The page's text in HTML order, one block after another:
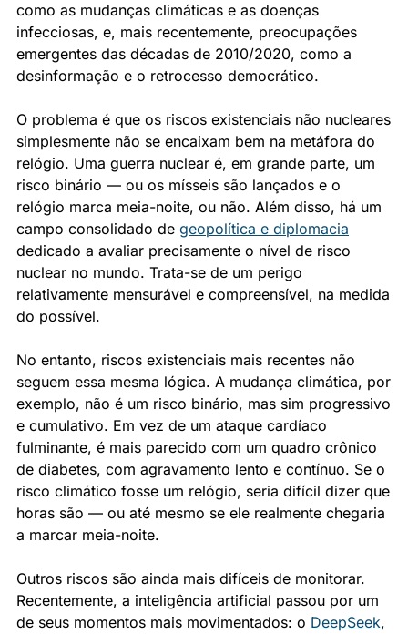
como as mudanças climáticas e as doenças
infecciosas, e, mais recentemente, preocupações
emergentes das décadas de 2010/2020, como a
desinformação e o retrocesso democrático.
O problema é que os riscos existenciais não nucleares
simplesmente não se encaixam bem na metáfora do
relógio. Uma guerra nuclear é, em grande parte, um
risco binário — ou os mísseis são lançados e o
relógio marca meia-noite, ou não. Além disso, há um
campo consolidado de geopolítica e diplomacia
dedicado a avaliar precisamente o nível de risco
nuclear no mundo. Trata-se de um perigo
relativamente mensurável e compreensível, na medida
do possível.
No entanto, riscos existenciais mais recentes não
seguem essa mesma lógica. A mudança climática, por
exemplo, não é um risco binário, mas sim progressivo
e cumulativo. Em vez de um ataque cardíaco
fulminante, é mais parecido com um quadro crônico
de diabetes, com agravamento lento e contínuo. Se o
risco climático fosse um relógio, seria difícil dizer que
horas são — ou até mesmo se ele realmente chegaria
a marcar meia-noite.
Outros riscos são ainda mais difíceis de monitorar.
Recentemente, a inteligência artificial passou por um
de seus momentos mais movimentados: o DeepSeek,